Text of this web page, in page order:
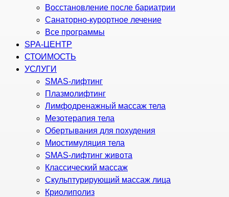
Восстановление после бариатрии
Санаторно-курортное лечение
Все программы
SPA-ЦЕНТР
СТОИМОСТЬ
УСЛУГИ
SMAS-лифтинг
Плазмолифтинг
Лимфодренажный массаж тела
Мезотерапия тела
Обертывания для похудения
Миостимуляция тела
SMAS-лифтинг живота
Классический массаж
Скульптурирующий массаж лица
Криолиполиз